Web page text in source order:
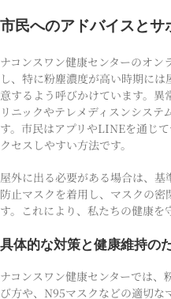
市民へのアドバイスとサ
ナコンスワン健康センターのオ
し、特に粉塵濃度が高い時期に
意するよう呼びかけています。
リニックやテレメディスンシス
す。市民はアプリやLINEを通じ
クセスしやすい方法です。
屋外に出る必要がある場合は、
防止マスクを着用し、マスクの
す。これにより、私たちの健康を
具体的な対策と健康維持の
ナコンスワン健康センターでは
び方や、N95マスクなどの適切